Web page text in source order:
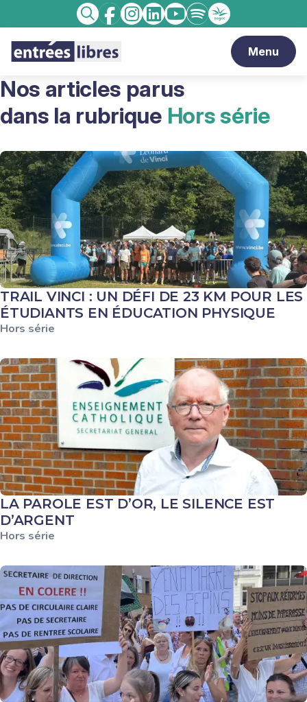
Menu
Recherche
Facebook
Instagram
linkedinYoutube
SpotifyEnseignement
catholique
Nos articles parus
dans la rubrique Hors série
TRAIL VINCI : UN DÉFI DE 23 KM POUR LES
ÉTUDIANTS EN ÉDUCATION PHYSIQUE
Hors série
LA PAROLE EST D’OR, LE SILENCE EST
D’ARGENT
Hors série